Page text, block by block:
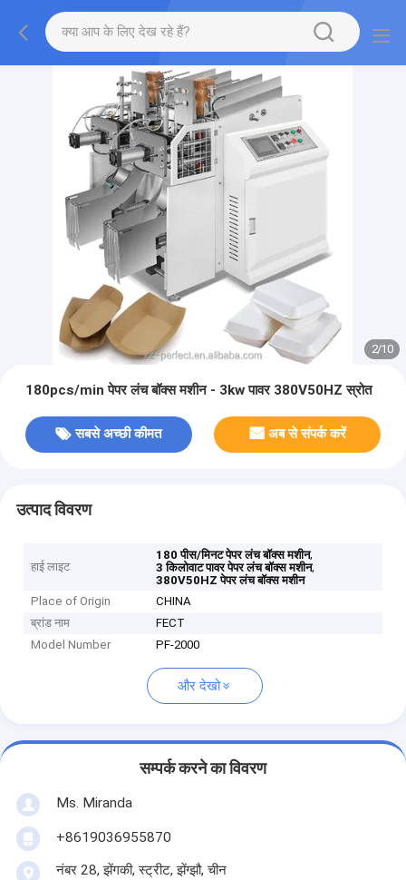
2/10
180pcs/min पेपर लंच बॉक्स मशीन - 3kw पावर 380V50HZ स्रोत
सबसे अच्छी कीमत अब से संपर्क करें
उत्पाद विवरण
हाई लाइट
180 पीस/मिनट पेपर लंच बॉक्स मशीन,
3 किलोवाट पावर पेपर लंच बॉक्स मशीन,
380V50HZ पेपर लंच बॉक्स मशीन
Place of Origin
CHINA
ब्रांड नाम
FECT
Model Number
PF-2000
और देखो
सम्पर्क करने का विवरण
Ms. Miranda
+8619036955870
नंबर 28, झेंगकी, स्ट्रीट, झेंग्झौ, चीन